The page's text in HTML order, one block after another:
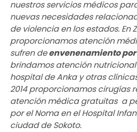
nuestros servicios médicos
nuevas necesidades
de violencia en los estados. En
proporcionamos atención
sufren deenvenenamiento
brindamos atención
hospital de Anka y otras
2014 proporcionamos cirugías
atención médica gratuitas a
por el Noma en el Hospital
ciudad de Sokoto.